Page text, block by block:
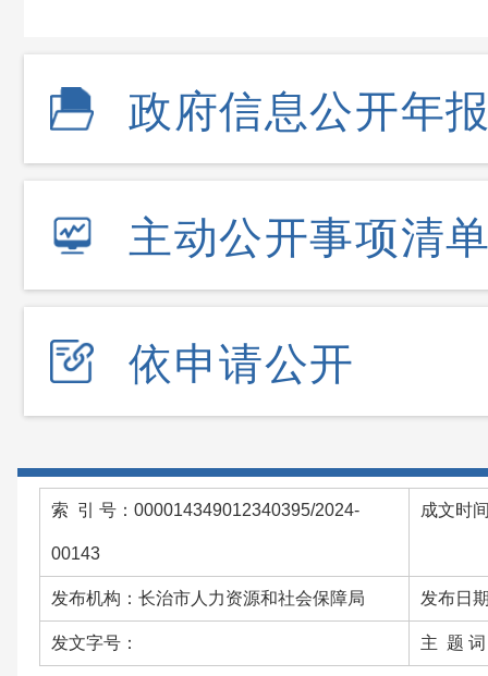
政府信息公开年
主动公开事项清
依申请公开
索 引 号：000014349012340395/2024-
00143
成文时
发布机构：长治市人力资源和社会保障局 发布日
发文字号： 主 题 词